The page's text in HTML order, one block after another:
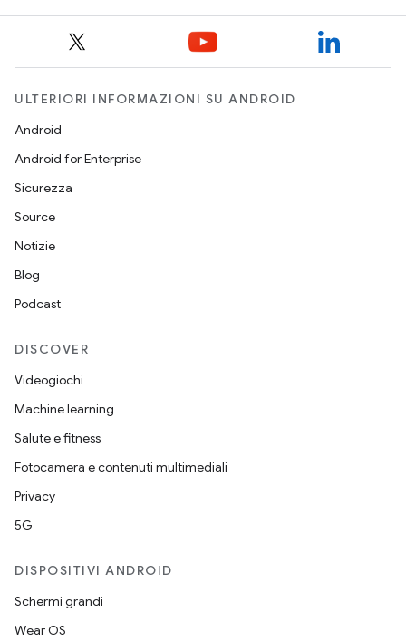
ULTERIORI INFORMAZIONI SU ANDROID
Android
Android for Enterprise
Sicurezza
Source
Notizie
Blog
Podcast
DISCOVER
Videogiochi
Machine learning
Salute e fitness
Fotocamera e contenuti multimediali
Privacy
5G
DISPOSITIVI ANDROID
Schermi grandi
Wear OS